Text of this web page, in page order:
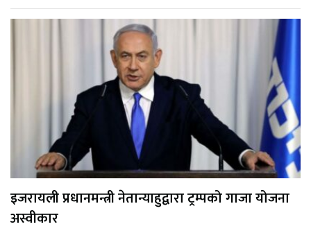
इजरायली प्रधानमन्त्री नेतान्याहुद्वारा ट्रम्पको गाजा योजना
अस्वीकार